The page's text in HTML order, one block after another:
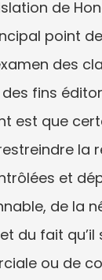
de
point
des
des fins
est que
la
et
de la
du fait qu’il
ou de